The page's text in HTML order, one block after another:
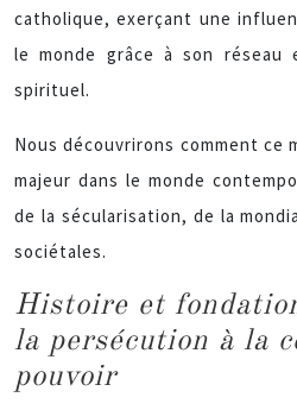
catholique, exerçant une
le monde grâce à son réseau
spirituel.
Nous découvrirons comment
majeur dans le monde
de la sécularisation, de la
sociétales.
Histoire et
la persécution à la
pouvoir